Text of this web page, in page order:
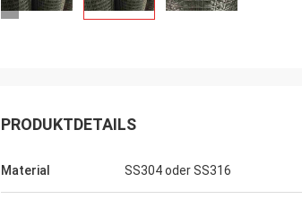
PRODUKTDETAILS
Material SS304 oder SS316